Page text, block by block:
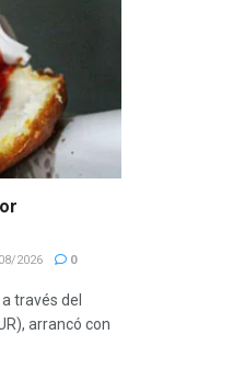
2026 0
través del
arrancó con